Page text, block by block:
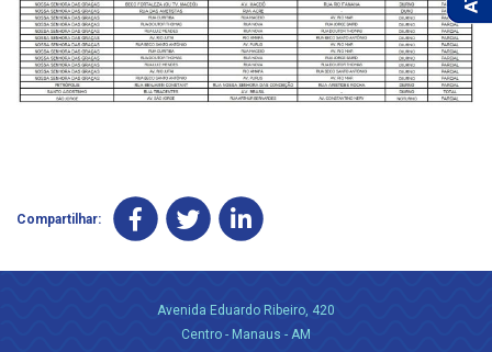
Compartilhar:
Avenida Eduardo Ribeiro, 420
Centro - Manaus - AM